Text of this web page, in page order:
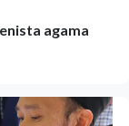
agama